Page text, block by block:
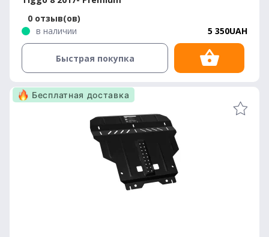
0 отзыв(ов)
в наличии
5 350UAH
Быстрая покупка
Бесплатная доставка